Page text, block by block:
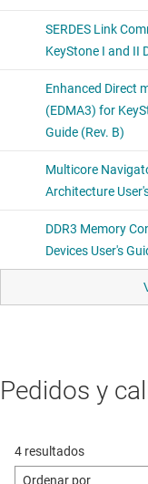
Pedidos y